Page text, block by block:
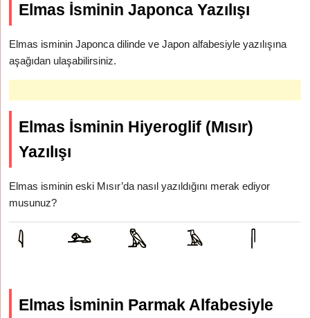
Elmas İsminin Japonca Yazılışı
Elmas isminin Japonca dilinde ve Japon alfabesiyle yazılışına
aşağıdan ulaşabilirsiniz.
Elmas İsminin Hiyeroglif (Mısır)
Yazılışı
Elmas isminin eski Mısır’da nasıl yazıldığını merak ediyor
musunuz?
Elmas İsminin Parmak Alfabesiyle